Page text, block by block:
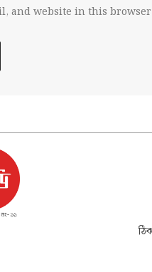
and website in this